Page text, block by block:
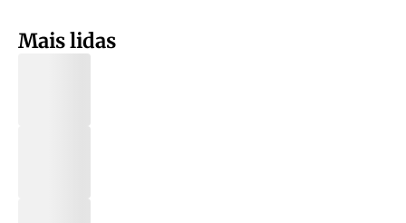
Mais lidas